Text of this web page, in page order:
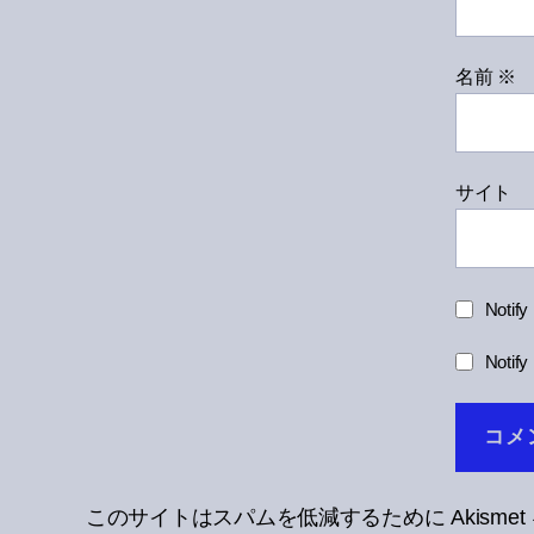
名前 ※
サイト
Notify
Notify
このサイトはスパムを低減するために Akismet